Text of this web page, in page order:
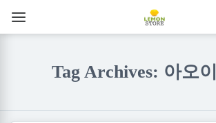
Tag Archives: 아오